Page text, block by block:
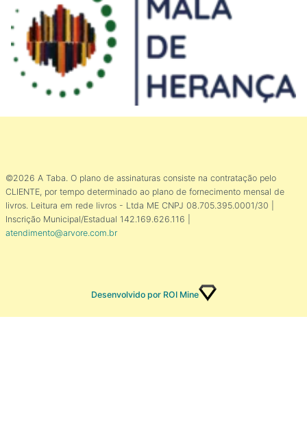
©2026 A Taba. O plano de assinaturas consiste na contratação pelo
CLIENTE, por tempo determinado ao plano de fornecimento mensal de
livros. Leitura em rede livros - Ltda ME CNPJ 08.705.395.0001/30 |
Inscrição Municipal/Estadual 142.169.626.116 |
atendimento@arvore.com.br
Desenvolvido por ROI Mine